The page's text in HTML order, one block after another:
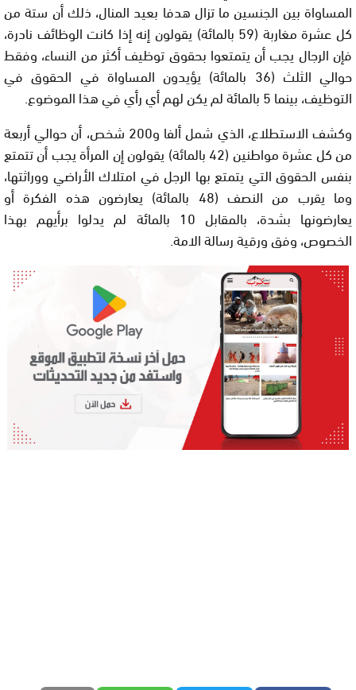
المساواة بين الجنسين ما تزال هدفا بعيد المنال، ذلك أن ستة من
كل عشرة مغاربة (59 بالمائة) يقولون إنه إذا كانت الوظائف نادرة،
فإن الرجال يجب أن يتمتعوا بحقوق توظيف أكثر من النساء، وفقط
حوالي الثلث (36 بالمائة) يؤيدون المساواة في الحقوق في
التوظيف، بينما 5 بالمائة لم يكن لهم أي رأي في هذا الموضوع.
وكشف الاستطلاع، الذي شمل ألفا و200 شخص، أن حوالي أربعة
من كل عشرة مواطنين (42 بالمائة) يقولون إن المرأة يجب أن تتمتع
بنفس الحقوق التي يتمتع بها الرجل في امتلاك الأراضي ووراثتها،
وما يقرب من النصف (48 بالمائة) يعارضون هذه الفكرة أو
يعارضونها بشدة، بالمقابل 10 بالمائة لم يدلوا برأيهم بهذا
الخصوص، وفق ورقية رسالة الامة.